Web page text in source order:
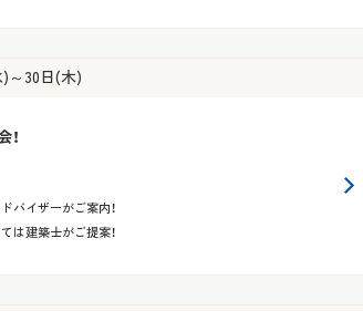
～30日(木)
バイザーがご案内！
は建築士がご提案！